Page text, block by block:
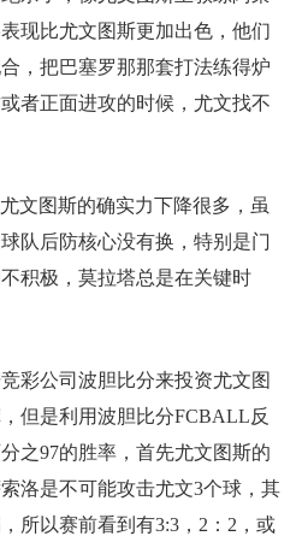
现比尤文图斯更加出色，他们
，把巴塞罗那那套打法练得炉
者正面进攻的时候，尤文找不
文图斯的确实力下降很多，虽
队后防核心没有换，特别是门
积极，莫拉塔总是在关键时
彩公司波胆比分来投资尤文图
但是利用波胆比分FCBALL反
之97的胜率，首先尤文图斯的
洛是不可能攻击尤文3个球，其
所以赛前看到有3:3，2：2，或